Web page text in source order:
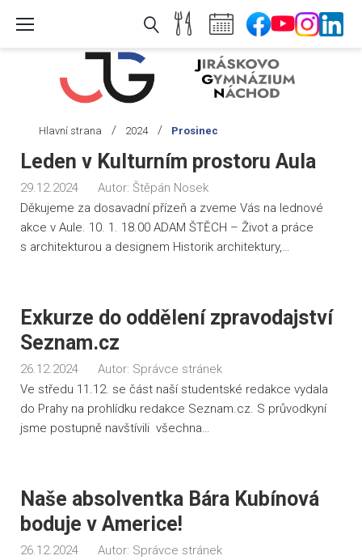
Hlavní strana / 2024 / Prosinec
Měsíc:
Prosinec
2024
Leden v Kulturním prostoru Aula
29.12.2024 Autor: Štěpán Nosek
Děkujeme za dosavadní přízeň a zveme Vás na lednové
akce v Aule. 10. 1. 18.00 ADAM ŠTĚCH – Život a práce
s architekturou a designem Historik architektury,…
Exkurze do oddělení zpravodajství
Seznam.cz
26.12.2024 Autor: Správce stránek
Ve středu 11.12. se část naší studentské redakce vydala
do Prahy na prohlídku redakce Seznam.cz. S průvodkyní
jsme postupně navštívili všechna…
Naše absolventka Bára Kubínová
boduje v Americe!
26.12.2024 Autor: Správce stránek